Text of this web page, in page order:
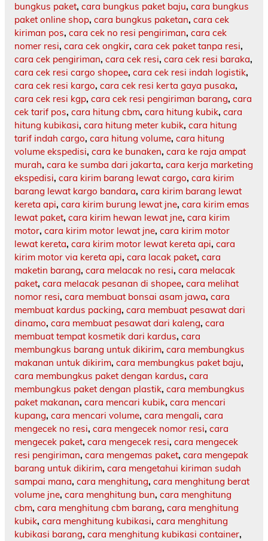
bungkus paket, cara bungkus paket baju, cara bungkus
paket online shop, cara bungkus paketan, cara cek
kiriman pos, cara cek no resi pengiriman, cara cek
nomer resi, cara cek ongkir, cara cek paket tanpa resi,
cara cek pengiriman, cara cek resi, cara cek resi baraka,
cara cek resi cargo shopee, cara cek resi indah logistik,
cara cek resi kargo, cara cek resi kerta gaya pusaka,
cara cek resi kgp, cara cek resi pengiriman barang, cara
cek tarif pos, cara hitung cbm, cara hitung kubik, cara
hitung kubikasi, cara hitung meter kubik, cara hitung
tarif indah cargo, cara hitung volume, cara hitung
volume ekspedisi, cara ke bunaken, cara ke raja ampat
murah, cara ke sumba dari jakarta, cara kerja marketing
ekspedisi, cara kirim barang lewat cargo, cara kirim
barang lewat kargo bandara, cara kirim barang lewat
kereta api, cara kirim burung lewat jne, cara kirim emas
lewat paket, cara kirim hewan lewat jne, cara kirim
motor, cara kirim motor lewat jne, cara kirim motor
lewat kereta, cara kirim motor lewat kereta api, cara
kirim motor via kereta api, cara lacak paket, cara
maketin barang, cara melacak no resi, cara melacak
paket, cara melacak pesanan di shopee, cara melihat
nomor resi, cara membuat bonsai asam jawa, cara
membuat kardus packing, cara membuat pesawat dari
dinamo, cara membuat pesawat dari kaleng, cara
membuat tempat kosmetik dari kardus, cara
membungkus barang untuk dikirim, cara membungkus
makanan untuk dikirim, cara membungkus paket baju,
cara membungkus paket dengan kardus, cara
membungkus paket dengan plastik, cara membungkus
paket makanan, cara mencari kubik, cara mencari
kupang, cara mencari volume, cara mengali, cara
mengecek no resi, cara mengecek nomor resi, cara
mengecek paket, cara mengecek resi, cara mengecek
resi pengiriman, cara mengemas paket, cara mengepak
barang untuk dikirim, cara mengetahui kiriman sudah
sampai mana, cara menghitung, cara menghitung berat
volume jne, cara menghitung bun, cara menghitung
cbm, cara menghitung cbm barang, cara menghitung
kubik, cara menghitung kubikasi, cara menghitung
kubikasi barang, cara menghitung kubikasi container,